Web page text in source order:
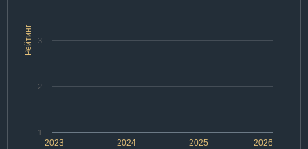
Рейтинг
2024 2026
2023 2025
1
2
3